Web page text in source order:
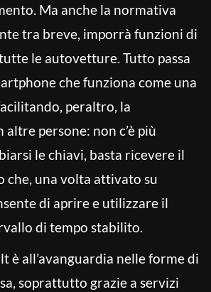
Ma anche la normativa
tra breve, imporrà funzioni di
le autovetture. Tutto passa
che funziona come una
peraltro, la
persone: non c’è più
le chiavi, basta ricevere il
che, una volta attivato su
di aprire e utilizzare il
di tempo stabilito.
è all’avanguardia nelle forme di
soprattutto grazie a servizi